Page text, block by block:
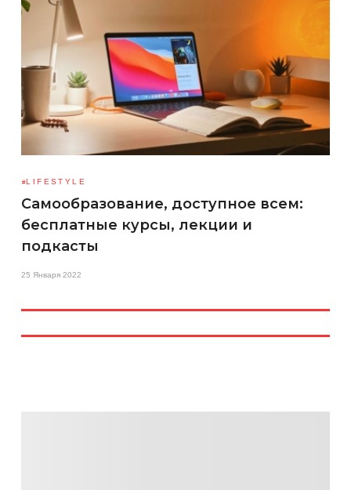
LIFESTYLE
Самообразование, доступное всем:
бесплатные курсы, лекции и
подкасты
25 Января 2022